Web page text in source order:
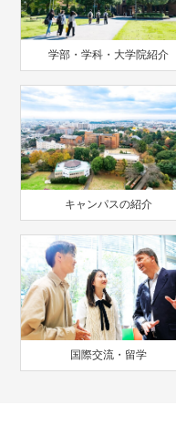
学部・学科・大学院紹介
キャンパスの紹介
国際交流・留学